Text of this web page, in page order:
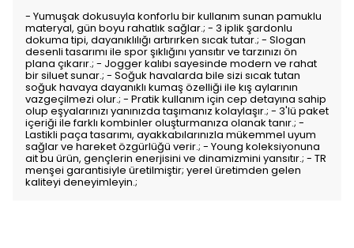
- Yumuşak dokusuyla konforlu bir kullanım sunan pamuklu
materyal, gün boyu rahatlık sağlar.; - 3 iplik şardonlu
dokuma tipi, dayanıklılığı artırırken sıcak tutar.; - Slogan
desenli tasarımı ile spor şıklığını yansıtır ve tarzınızı ön
plana çıkarır.; - Jogger kalıbı sayesinde modern ve rahat
bir siluet sunar.; - Soğuk havalarda bile sizi sıcak tutan
soğuk havaya dayanıklı kumaş özelliği ile kış aylarının
vazgeçilmezi olur.; - Pratik kullanım için cep detayına sahip
olup eşyalarınızı yanınızda taşımanız kolaylaşır.; - 3'lü paket
içeriği ile farklı kombinler oluşturmanıza olanak tanır.; -
Lastikli paça tasarımı, ayakkabılarınızla mükemmel uyum
sağlar ve hareket özgürlüğü verir.; - Young koleksiyonuna
ait bu ürün, gençlerin enerjisini ve dinamizmini yansıtır.; - TR
menşei garantisiyle üretilmiştir; yerel üretimden gelen
kaliteyi deneyimleyin.;